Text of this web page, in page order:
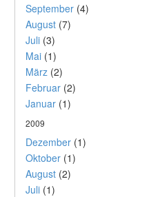
September (4)
August (7)
Juli (3)
Mai (1)
März (2)
Februar (2)
Januar (1)
2009
Dezember (1)
Oktober (1)
August (2)
Juli (1)